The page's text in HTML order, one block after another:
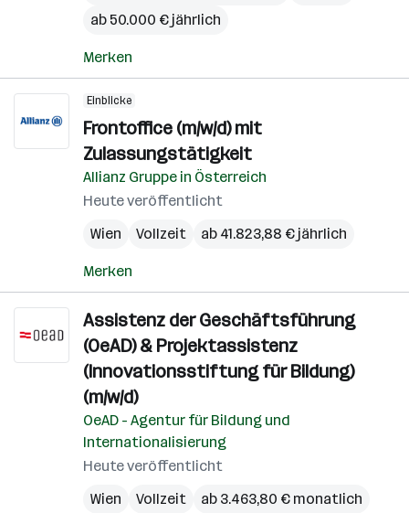
ab 50.000 € jährlich
Merken
Einblicke
Frontoffice (m/w/d) mit
Zulassungstätigkeit
Allianz Gruppe in Österreich
Heute veröffentlicht
Wien
Vollzeit ab 41.823,88 € jährlich
Merken
Assistenz der Geschäftsführung
(OeAD) & Projektassistenz
(Innovationsstiftung für Bildung)
(m/w/d)
OeAD - Agentur für Bildung und
Internationalisierung
Heute veröffentlicht
Wien
Vollzeit ab 3.463,80 € monatlich